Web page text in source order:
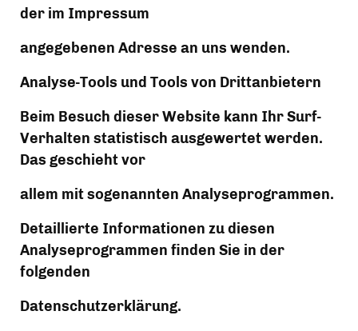
der im Impressum
angegebenen Adresse an uns wenden.
Analyse-Tools und Tools von Drittanbietern
Beim Besuch dieser Website kann Ihr Surf-
Verhalten statistisch ausgewertet werden.
Das geschieht vor
allem mit sogenannten Analyseprogrammen.
Detaillierte Informationen zu diesen
Analyseprogrammen finden Sie in der
folgenden
Datenschutzerklärung.